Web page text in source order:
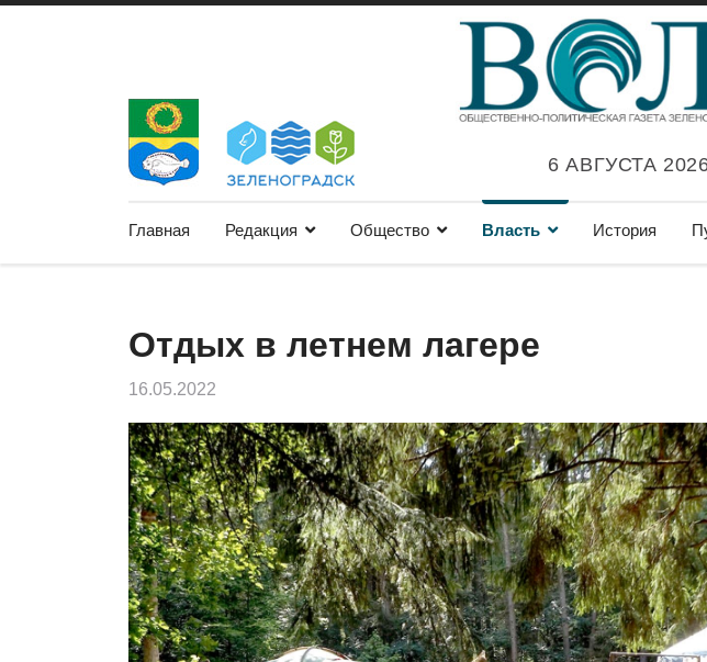
6 АВГУСТА
Главная Редакция Общество Власть История
Отдых в летнем лагере
16.05.2022